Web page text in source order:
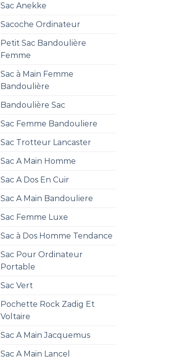
Sac Anekke
Sacoche Ordinateur
Petit Sac Bandoulière
Femme
Sac à Main Femme
Bandoulière
Bandoulière Sac
Sac Femme Bandouliere
Sac Trotteur Lancaster
Sac A Main Homme
Sac A Dos En Cuir
Sac A Main Bandouliere
Sac Femme Luxe
Sac à Dos Homme Tendance
Sac Pour Ordinateur
Portable
Sac Vert
Pochette Rock Zadig Et
Voltaire
Sac A Main Jacquemus
Sac A Main Lancel